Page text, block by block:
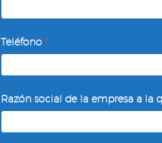
Teléfono *
Razón social de la empresa a la